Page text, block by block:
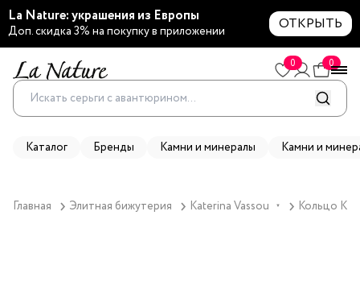
La Nature: украшения из Европы
Доп. скидка 3% на покупку в приложении ОТКРЫТЬ
0 0
Каталог Бренды Камни и минералы Камни и
Главная Элитная бижутерия Katerina Vassou ▼ Кольцо